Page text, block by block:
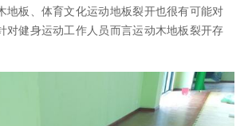
地板、体育文化运动地板裂开也很有可能对
对健身运动工作人员而言运动木地板裂开存